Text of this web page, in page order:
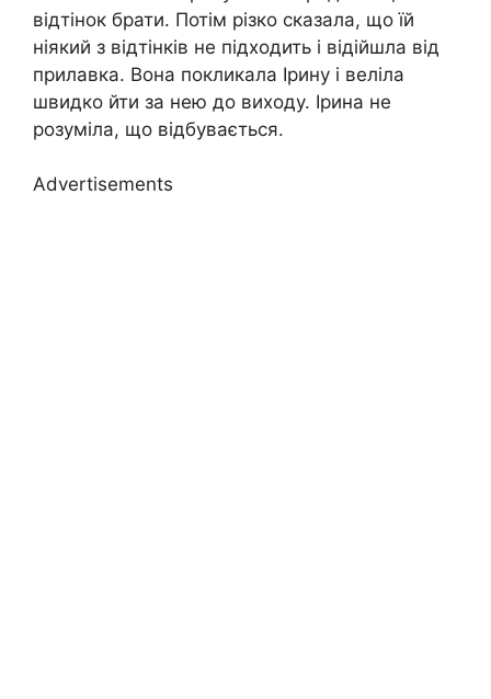
відтінок брати. Потім різко сказала, що їй
ніякий з відтінків не підходить і відійшла від
прилавка. Вона покликала Ірину і веліла
швидко йти за нею до виходу. Ірина не
розуміла, що відбувається.
Advertisements